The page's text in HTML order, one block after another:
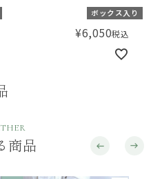
ボックス入り
¥6,050税込
商品